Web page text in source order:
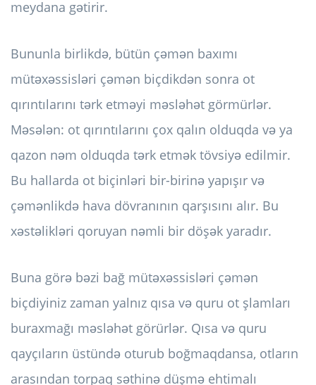
meydana gətirir.
Bununla birlikdə, bütün çəmən baxımı
mütəxəssisləri çəmən biçdikdən sonra ot
qırıntılarını tərk etməyi məsləhət görmürlər.
Məsələn: ot qırıntılarını çox qalın olduqda və ya
qazon nəm olduqda tərk etmək tövsiyə edilmir.
Bu hallarda ot biçinləri bir-birinə yapışır və
çəmənlikdə hava dövranının qarşısını alır. Bu
xəstəlikləri qoruyan nəmli bir döşək yaradır.
Buna görə bəzi bağ mütəxəssisləri çəmən
biçdiyiniz zaman yalnız qısa və quru ot şlamları
buraxmağı məsləhət görürlər. Qısa və quru
qayçıların üstündə oturub boğmaqdansa, otların
arasından torpaq səthinə düşmə ehtimalı